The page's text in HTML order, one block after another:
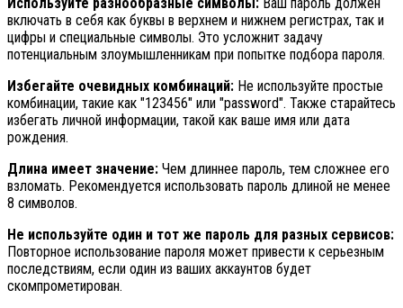
Используйте разнообразные символы: Ваш пароль должен
включать в себя как буквы в верхнем и нижнем регистрах, так и
цифры и специальные символы. Это усложнит задачу
потенциальным злоумышленникам при попытке подбора пароля.
Избегайте очевидных комбинаций: Не используйте простые
комбинации, такие как "123456" или "password". Также старайтесь
избегать личной информации, такой как ваше имя или дата
рождения.
Длина имеет значение: Чем длиннее пароль, тем сложнее его
взломать. Рекомендуется использовать пароль длиной не менее
8 символов.
Не используйте один и тот же пароль для разных сервисов:
Повторное использование пароля может привести к серьезным
последствиям, если один из ваших аккаунтов будет
скомпрометирован.